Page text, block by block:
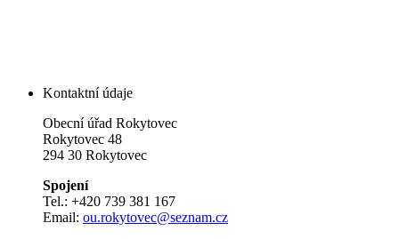
Kontaktní údaje
Obecní úřad Rokytovec
Rokytovec 48
294 30 Rokytovec
Spojení
Tel.: +420 739 381 167
Email: ou.rokytovec@seznam.cz